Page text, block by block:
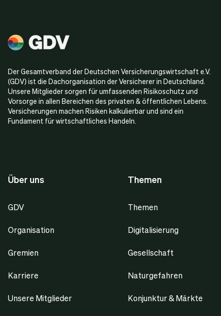
Der Gesamtverband der Deutschen Versicherungswirtschaft e.V.
(GDV) ist die Dachorganisation der Versicherer in Deutschland.
Unsere Mitglieder sorgen für umfassenden Risikoschutz und
Vorsorge in allen Bereichen des privaten & öffentlichen Lebens.
Versicherungen machen Risiken kalkulierbar und sind ein
Fundament für wirtschaftliches Handeln.
Über uns
GDV
Organisation
Gremien
Karriere
Unsere Mitglieder
Themen
Themen
Digitalisierung
Gesellschaft
Naturgefahren
Konjunktur & Märkte